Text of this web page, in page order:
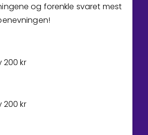
og forenkle svaret mest
200 kr
200 kr